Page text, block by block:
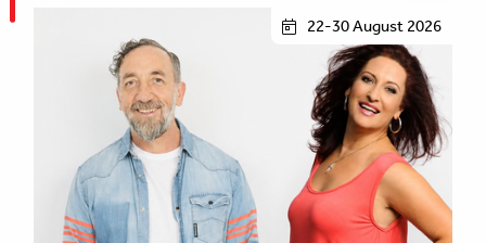
22-30 August 2026